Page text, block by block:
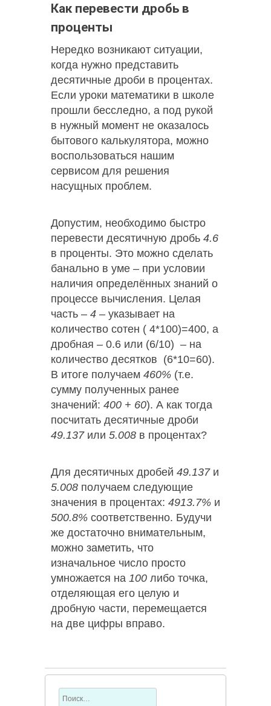
Как перевести дробь в
проценты
Нередко возникают ситуации,
когда нужно представить
десятичные дроби в процентах.
Если уроки математики в школе
прошли бесследно, а под рукой
в нужный момент не оказалось
бытового калькулятора, можно
воспользоваться нашим
сервисом для решения
насущных проблем.
Допустим, необходимо быстро
перевести десятичную дробь 4.6
в проценты. Это можно сделать
банально в уме – при условии
наличия определённых знаний о
процессе вычисления. Целая
часть – 4 – указывает на
количество сотен ( 4*100)=400, а
дробная – 0.6 или (6/10) – на
количество десятков (6*10=60).
В итоге получаем 460% (т.е.
сумму полученных ранее
значений: 400 + 60). А как тогда
посчитать десятичные дроби
49.137или 5.008 в процентах?
Для десятичных дробей 49.137и
5.008 получаем следующие
значения в процентах: 4913.7% и
500.8% соответственно. Будучи
же достаточно внимательным,
можно заметить, что
изначальное число просто
умножается на 100 либо точка,
отделяющая его целую и
дробную части, перемещается
на две цифры вправо.